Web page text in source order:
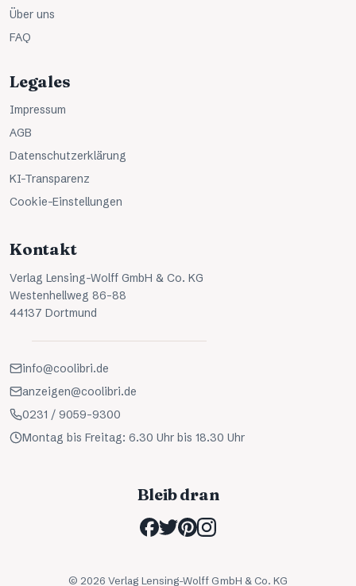
Über uns
FAQ
Legales
Impressum
AGB
Datenschutzerklärung
KI-Transparenz
Cookie-Einstellungen
Kontakt
Verlag Lensing-Wolff GmbH & Co. KG
Westenhellweg 86-88
44137 Dortmund
info@coolibri.de
anzeigen@coolibri.de
0231 / 9059-9300
Montag bis Freitag: 6.30 Uhr bis 18.30 Uhr
Bleib dran
© 2026 Verlag Lensing-Wolff GmbH & Co. KG